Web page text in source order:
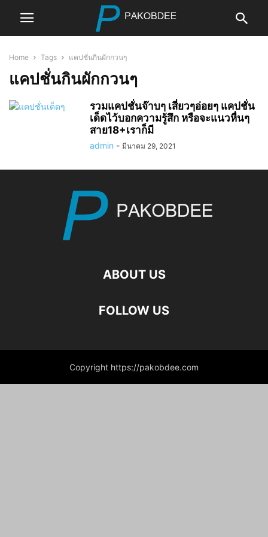
Home Tags แคปชั่นกินผักกวนๆ
แคปชั่นกินผักกวนๆ
รวมแคปชั่นจ๊าบๆ เสี่ยวๆอ่อยๆ แคปชั่น
เด็ดไว้บอกความรู้สึก หรือจะแนวหื่นๆ
สาย18+เราก็มี
admin - มีนาคม 29, 2021
ABOUT US
FOLLOW US
Copyright https://pakobdee.com